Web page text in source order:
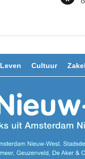
Leven Cultuur